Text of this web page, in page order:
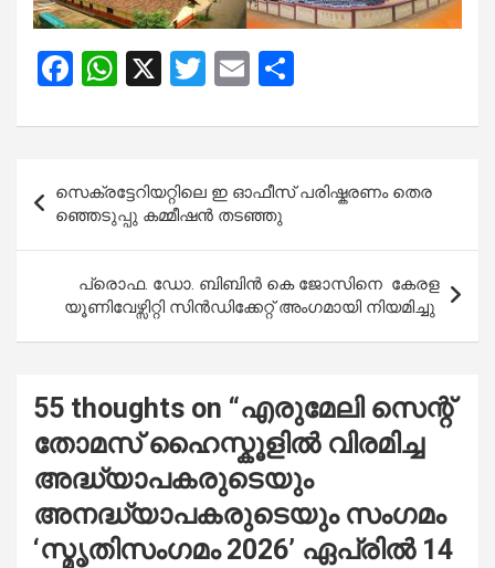
F
ce
o
o
k
W
at
A
p
p
X
T
tt
E
ail ar
e
navigation
സെ​ക്ര​ട്ടേ​റി​യ​റ്റി​ലെ ഇ ​ഓ​ഫീ​സ് പ​രി​ഷ്ക​ര​ണം തെ​ര​
ഞ്ഞെ​ടു​പ്പു ക​മ്മീ​ഷ​ൻ ത​ട​ഞ്ഞു
പ്രൊഫ. ഡോ. ബിബിൻ കെ ജോസിനെ കേരള
യൂണിവേഴ്സിറ്റി സിൻഡിക്കേറ്റ് അംഗമായി നിയമിച്ചു
55 thoughts on “എരുമേലി സെന്റ്
തോമസ് ഹൈസ്കൂളിൽ വിരമിച്ച
അദ്ധ്യാപകരുടെയും
അനദ്ധ്യാപകരുടെയും സംഗമം
‘സ്മൃതിസംഗമം 2026’ ഏപ്രിൽ 14